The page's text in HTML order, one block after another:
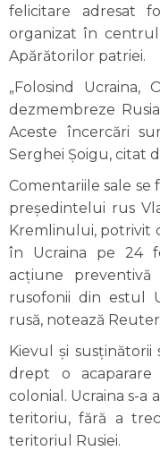
felicitare adresat
organizat în
Apărătorilor patriei.
„Folosind Ucraina,
dezmembreze
Aceste încercări
Serghei Șoigu, citat
Comentariile sale se
președintelui rus
Kremlinului, potrivit
în Ucraina pe 24
acțiune
rusofonii din estul
rusă, notează
Kievul și
drept o acaparare
colonial. Ucraina s-a
teritoriu, fără a
teritoriul Rusiei.